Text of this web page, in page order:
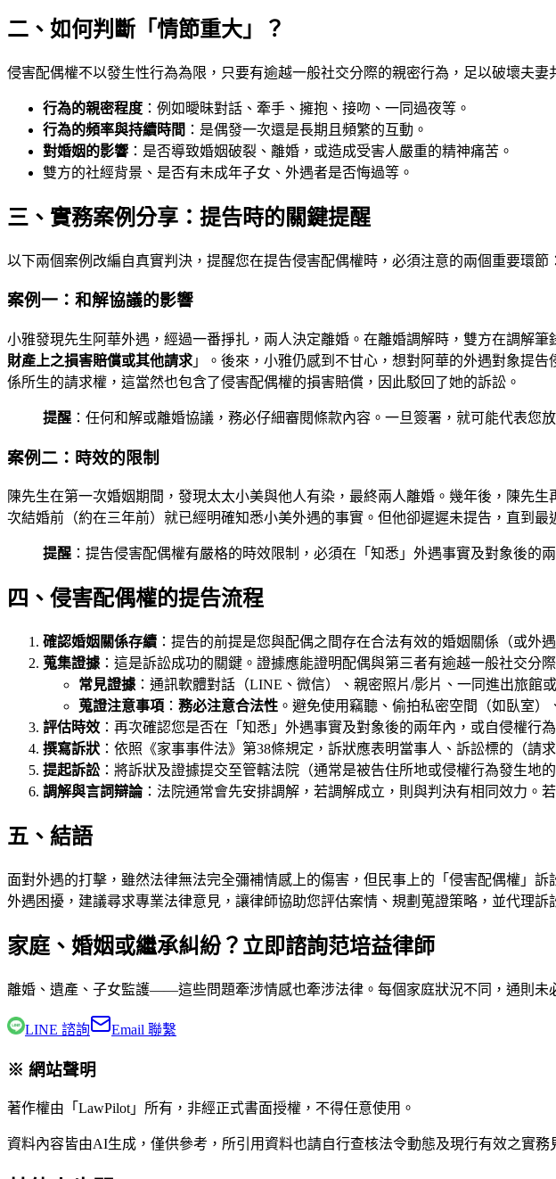
二、如何判斷「情節重大」？
侵害配偶權不以發生性行為為限，只要有逾越一般社交分際的親密行為，足以破壞夫
行為的親密程度 ：例如曖昧對話、牽手、擁抱、接吻、一同過夜等。
行為的頻率與持續時間 ：是偶發一次還是長期且頻繁的互動。
對婚姻的影響 ：是否導致婚姻破裂、離婚，或造成受害人嚴重的精神痛苦。
雙方的社經背景、是否有未成年子女、外遇者是否悔過等。
三、實務案例分享：提告時的關鍵提醒
以下兩個案例改編自真實判決，提醒您在提告侵害配偶權時，必須注意的兩個重要環節
案例一：和解協議的影響
小雅發現先生阿華外遇，經過一番掙扎，兩人決定離婚。在離婚調解時，雙方在調解筆
財產上之損害賠償或其他請求 」。後來，小雅仍感到不甘心，想對阿華的外遇對象提
係所生的請求權，這當然也包含了侵害配偶權的損害賠償，因此駁回了她的訴訟。
提醒 ：任何和解或離婚協議，務必仔細審閱條款內容。一旦簽署，就可能代表您
案例二：時效的限制
陳先生在第一次婚姻期間，發現太太小美與他人有染，最終兩人離婚。幾年後，陳先
次結婚前（約在三年前）就已經明確知悉小美外遇的事實。但他卻遲遲未提告，直到
提醒 ：提告侵害配偶權有嚴格的時效限制，必須在「知悉」外遇事實及對象後
四、侵害配偶權的提告流程
確認婚姻關係存續 ：提告的前提是您與配偶之間存在合法有效的婚姻關係（或外
蒐集證據 ：這是訴訟成功的關鍵。證據應能證明配偶與第三者有逾越一般社交分
常見證據 ：通訊軟體對話（LINE、微信）、親密照片/影片、一同進出旅館
蒐證注意事項 ： 務必注意合法性 。避免使用竊聽、偷拍私密空間（如臥室
評估時效 ：再次確認您是否在「知悉」外遇事實及對象後的兩年內，或自侵權行
撰寫訴狀 ：依照《家事事件法》第38條規定，訴狀應表明當事人、訴訟標的（
提起訴訟：將訴狀及證據提交至管轄法院（通常是被告住所地或侵權行為發生地的
調解與言詞辯論：法院通常會先安排調解，若調解成立，則與判決有相同效力。
五、結語
面對外遇的打擊，雖然法律無法完全彌補情感上的傷害，但民事上的「侵害配偶權」訴
外遇困擾，建議尋求專業法律意見，讓律師協助您評估案情、規劃蒐證策略，並代理訴
家庭、婚姻或繼承糾紛？立即諮詢范培益律師
離婚、遺產、子女監護——這些問題牽涉情感也牽涉法律。每個家庭狀況不同，通則未
LINE 諮詢 Email 聯繫
※ 網站聲明
著作權由「LawPilot」所有，非經正式書面授權，不得任意使用。
資料內容皆由AI生成，僅供參考，所引用資料也請自行查核法令動態及現行有效之實